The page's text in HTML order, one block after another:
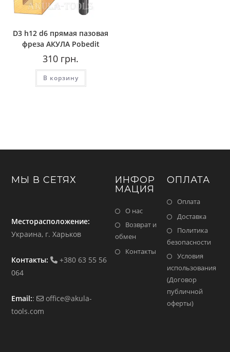
D3 h12 d6 прямая пазовая
фреза AКУЛА Pobedit
310 грн.
В корзину
МЫ В СЕТЯХ
Месторасположение:
Украина, г. Харьков
Контакты:
+380 63 55 56
064
Email::
office@akula-
tools.com
ИНФОР
МАЦИЯ
О нас
Возврат и
обмен
Контакты
ОПЛАТА
Оплата
Доставка
Политика
безопасности
Условия
использования
(Договор
публичной
оферты)